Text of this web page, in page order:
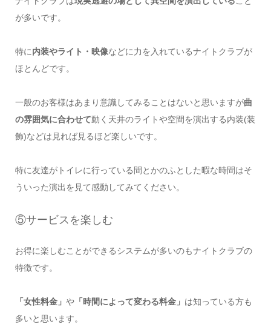
が多いです。
特に内装やライト・映像などに力を入れているナイトクラブが
ほとんどです。
一般のお客様はあまり意識してみることはないと思いますが曲
の雰囲気に合わせて動く天井のライトや空間を演出する内装(装
飾)などは見れば見るほど楽しいです。
特に友達がトイレに行っている間とかのふとした暇な時間はそ
ういった演出を見て感動してみてください。
⑤サービスを楽しむ
お得に楽しむことができるシステムが多いのもナイトクラブの
特徴です。
「女性料金」 や「時間によって変わる料金」 は知っている方も
多いと思います。